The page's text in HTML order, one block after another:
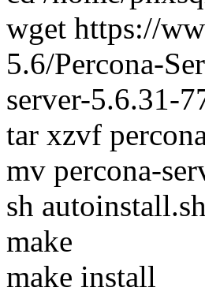
wget https://
5.6/Percona-
server-5.6.31-
tar xzvf
mv percona-
sh autoinstall.sh
make
make install